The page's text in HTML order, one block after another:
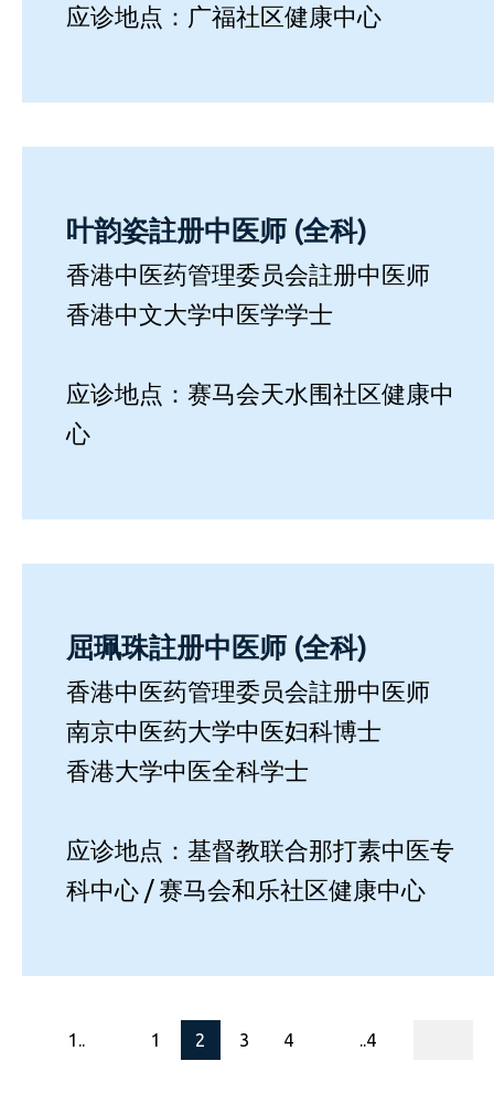
应诊地点：广福社区健康中心
叶韵姿註册中医师 (全科)
香港中医药管理委员会註册中医师
香港中文大学中医学学士
应诊地点：赛马会天水围社区健康中
心
屈珮珠註册中医师 (全科)
香港中医药管理委员会註册中医师
南京中医药大学中医妇科博士
香港大学中医全科学士
应诊地点：基督教联合那打素中医专
科中心 / 赛马会和乐社区健康中心
1.. 1 2 3 4 ..4